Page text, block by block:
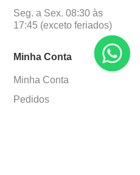
Seg. a Sex. 08:30 às
17:45 (exceto feriados)
Minha Conta
Minha Conta
Pedidos